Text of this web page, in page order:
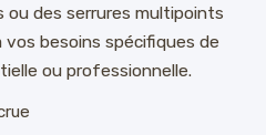
ou des serrures multipoints
vos besoins spécifiques de
ou professionnelle.